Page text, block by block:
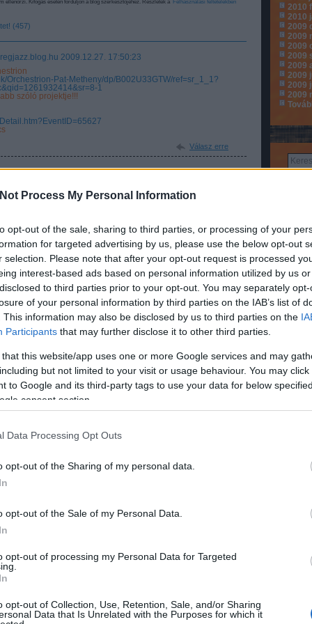
Process My Personal Information
opt-out of the sale, sharing to third parties, or processing of your
for targeted advertising by us, please use the below opt-out
selection. Please note that after your opt-out request is processed
interest-based ads based on personal information utilized by us
to third parties prior to your opt-out. You may separately
of your personal information by third parties on the IAB’s list of
This information may also be disclosed by us to third parties on the
Participants that may further disclose it to other third parties.
that this website/app uses one or more Google services and may
but not limited to your visit or usage behaviour. You may
to Google and its third-party tags to use your data for below
consent section.
Data Processing Opt Outs
opt-out of the Sharing of my personal data.
opt-out of the Sale of my Personal Data.
opt-out of processing my Personal Data for Targeted
opt-out of Collection, Use, Retention, Sale, and/or Sharing
Data that Is Unrelated with the Purposes for which it
2010
2010
2009
2009
2009
2009
2009
2009
2009
2009
<<
10
17
31
BLOGOK
Attis
AOR,
Hi-Fi
jAzZ
Béla
Béla
Chris
ellenőrzi. Kifogás esetén forduljon a blog szerkesztőjéhez. Részletek a Felhasználási feltételekben
(457)
2009.12.27. 17:50:23
Orchestrion-Pat-Metheny/dp/B002U33GTW/ref=sr_1_1?
1
szóló projektje!!!
Válasz erre
18:21:13
lesz miért élni a szilveszteri bulik után is... ;)
2009.12.27. 18:26:15
2010:
Jones, Mezzoforte, Take 6, Richard Bona...
Válasz erre
jól ki kellene menni. Egyébiránt megleptem magam
változatával. Hát,besz@rás...
Válasz erre
Február 8-ig... és lehet, hogy centit is vágok ...de ezt már
.:)
Válasz erre
Válasz erre